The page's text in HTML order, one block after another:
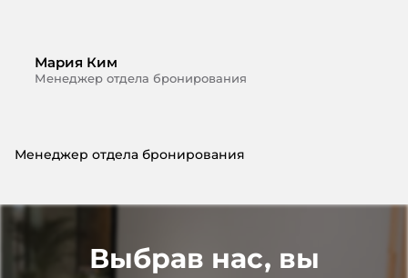
Мария Ким
Менеджер отдела бронирования
Менеджер отдела бронирования
Выбрав нас, вы